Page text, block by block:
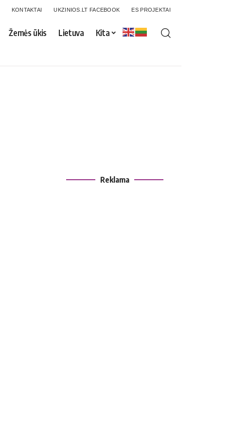
KONTAKTAI UKZINIOS.LT FACEBOOK ES PROJEKTAI
Žemės ūkis Lietuva Kita
Reklama